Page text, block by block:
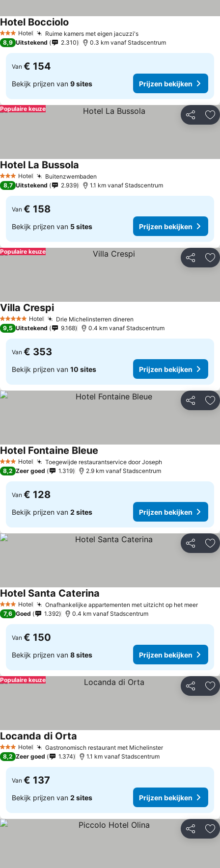
3 SterrenHotel Ruime kamers met eigen jacuzzi'sPrijzen bekijken
Hotel Bocciolo
8,9 Uitstekend 2.310 0.3 km vanaf Stadscentrum
Van € 154
Bekijk prijzen van 9 sites Prijzen bekijken
Delen
Populaire keuze
3 SterrenHotel Buitenzwembaden
Hotel La Bussola
8,7 Uitstekend 2.939 1.1 km vanaf Stadscentrum
Van € 158
Bekijk prijzen van 5 sites Prijzen bekijken
Delen
Populaire keuze
5 Sterren Hotel Drie Michelinsterren dineren
Villa CrespiPrijzen bekijken
9,5 Uitstekend 9.168 0.4 km vanaf Stadscentrum
Van € 353
Bekijk prijzen van 10 sites Prijzen bekijken
Delen
3 SterrenHotel Toegewijde restaurantservice door JosephPrijzen bekijken
Hotel Fontaine Bleue
8,2 Zeer goed 1.319 2.9 km vanaf Stadscentrum
Van € 128
Bekijk prijzen van 2 sites Prijzen bekijken
Delen
3 SterrenHotel Onafhankelijke appartementen met uitzicht op het meer
Hotel Santa Caterina
7,6 Goed 1.392 0.4 km vanaf Stadscentrum
Van € 150
Bekijk prijzen van 8 sites Prijzen bekijken
Delen
Populaire keuze
3 SterrenHotel Gastronomisch restaurant met MichelinsterPrijzen
Locanda di Orta
8,2 Zeer goed 1.374 1.1 km vanaf Stadscentrum
Van € 137
Bekijk prijzen van 2 sites Prijzen bekijken
Delen